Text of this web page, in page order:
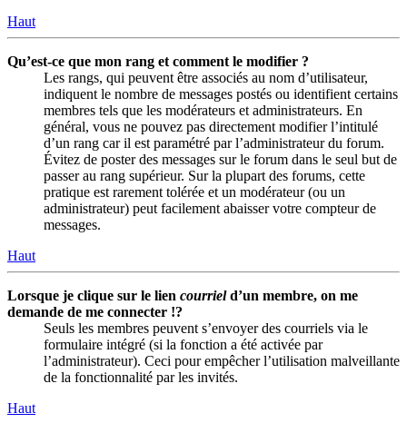
Haut
Qu’est-ce que mon rang et comment le modifier ?
Les rangs, qui peuvent être associés au nom d’utilisateur,
indiquent le nombre de messages postés ou identifient certains
membres tels que les modérateurs et administrateurs. En
général, vous ne pouvez pas directement modifier l’intitulé
d’un rang car il est paramétré par l’administrateur du forum.
Évitez de poster des messages sur le forum dans le seul but de
passer au rang supérieur. Sur la plupart des forums, cette
pratique est rarement tolérée et un modérateur (ou un
administrateur) peut facilement abaisser votre compteur de
messages.
Haut
Lorsque je clique sur le lien courrield’un membre, on me
demande de me connecter !?
Seuls les membres peuvent s’envoyer des courriels via le
formulaire intégré (si la fonction a été activée par
l’administrateur). Ceci pour empêcher l’utilisation malveillante
de la fonctionnalité par les invités.
Haut